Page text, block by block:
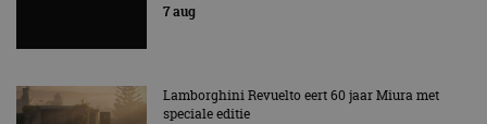
7 aug
Lamborghini Revuelto eert 60 jaar Miura met
speciale editie